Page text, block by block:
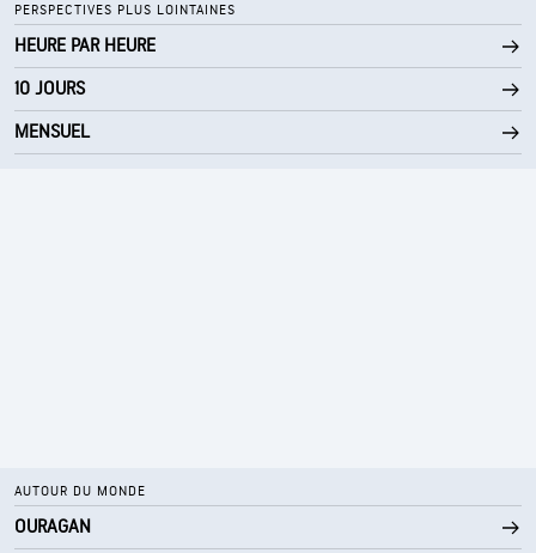
PERSPECTIVES PLUS LOINTAINES
HEURE PAR HEURE
10 JOURS
MENSUEL
AUTOUR DU MONDE
OURAGAN